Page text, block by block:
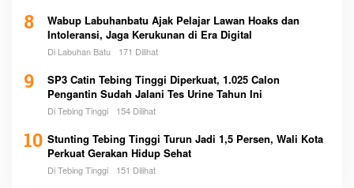
8
Wabup Labuhanbatu Ajak Pelajar Lawan Hoaks dan
Intoleransi, Jaga Kerukunan di Era Digital
Di Labuhan Batu 171 Dilihat
9
SP3 Catin Tebing Tinggi Diperkuat, 1.025 Calon
Pengantin Sudah Jalani Tes Urine Tahun Ini
Di Tebing Tinggi 154 Dilihat
10 Stunting Tebing Tinggi Turun Jadi 1,5 Persen, Wali Kota
Perkuat Gerakan Hidup Sehat
Di Tebing Tinggi 151 Dilihat